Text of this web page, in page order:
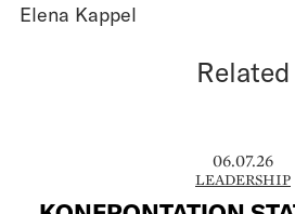
Elena Kappel
Related
06.07.26
LEADERSHIP